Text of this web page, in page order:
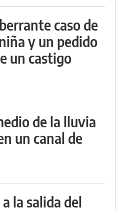
caso de
y un pedido
un castigo
de la lluvia
un canal de
la salida del